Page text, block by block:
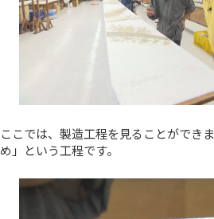
ここでは、製造工程を見ることができ
め」という工程です。